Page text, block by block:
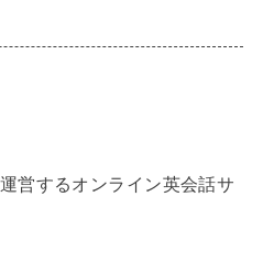
営するオンライン英会話サ